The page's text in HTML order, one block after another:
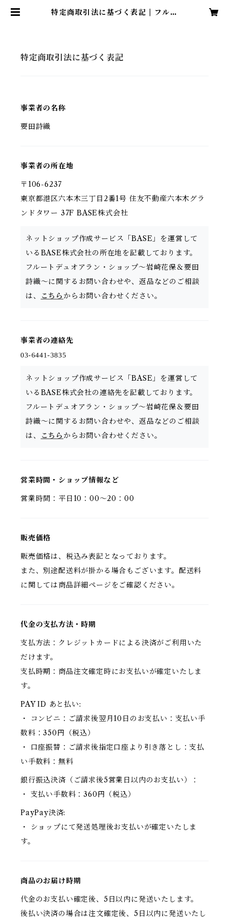
特定商取引法に基づく表記 | フルー
特定商取引法に基づく表記
事業者の名称
要田詩織
事業者の所在地
〒106-6237
東京都港区六本木三丁目2番1号 住友不動産六本木グラ
ンドタワー 37F BASE株式会社
ネットショップ作成サービス「BASE」を運営して
いるBASE株式会社の所在地を記載しております。
フルートデュオアラン・ショップ〜岩崎花保＆要田
詩織〜に関するお問い合わせや、返品などのご相談
は、
こちら からお問い合わせください。
事業者の連絡先
ネットショップ作成サービス「BASE」を運営して
いるBASE株式会社の連絡先を記載しております。
フルートデュオアラン・ショップ〜岩崎花保＆要田
詩織〜に関するお問い合わせや、返品などのご相談
は、
こちら からお問い合わせください。
営業時間・ショップ情報など
営業時間：平日10：00～20：00
販売価格
販売価格は、税込み表記となっております。
また、別途配送料が掛かる場合もございます。配送料
に関しては商品詳細ページをご確認ください。
代金の支払方法・時期
支払方法：クレジットカードによる決済がご利用いた
だけます。
支払時期：商品注文確定時にお支払いが確定いたしま
す。
PAY ID あと払い:
・ コンビニ：ご請求後翌月10日のお支払い：支払い手
数料：350円（税込）
・ 口座振替：ご請求後指定口座より引き落とし：支払
い手数料：無料
銀行振込決済（ご請求後5営業日以内のお支払い）：
・ 支払い手数料：360円（税込）
PayPay決済:
・ ショップにて発送処理後お支払いが確定いたしま
す。
商品のお届け時期
代金のお支払い確定後、5日以内に発送いたします。
後払い決済の場合は注文確定後、5日以内に発送いたし